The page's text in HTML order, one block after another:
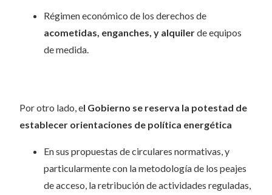
Régimen económico de los derechos de
acometidas, enganches, y alquilerde equipos
de medida.
Por otro lado, el Gobierno se reserva la potestad de
establecer orientaciones de política energética
En sus propuestas de circulares normativas, y
particularmente con la metodología de los peajes
de acceso, la retribución de actividades reguladas,